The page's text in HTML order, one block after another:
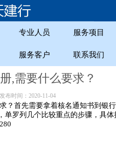
专业人员 服务项目
服务客户 联系我们
,需要什么要求？
布时间：2020-11-04
？首先需要拿着核名通知书到银
单罗列几个比较重点的步骤，具